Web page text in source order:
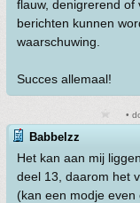
flauw, denigrerend of
berichten kunnen
waarschuwing.
Succes allemaal!
•
Babbelzz
Het kan aan mij
deel 13, daarom het
(kan een modje